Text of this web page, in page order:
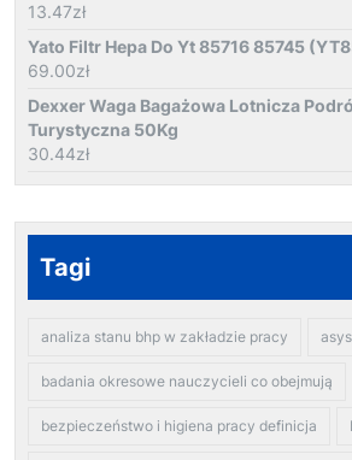
13.47zł
Yato Filtr Hepa Do Yt 85716 85745
69.00zł
Dexxer Waga Bagażowa Lotnicza
Turystyczna 50Kg
30.44zł
Tagi
analiza stanu bhp w zakładzie pracy
badania okresowe nauczycieli co obejmują
bezpieczeństwo i higiena pracy definicja